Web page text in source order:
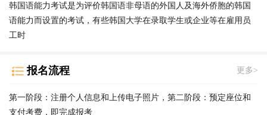
韩国语能力考试是为评价韩国语非母语的外国人及海外侨胞的韩国
语能力而设置的考试，有些韩国大学在录取学生或企业等在雇用员
工时
报名流程 更多>
第一阶段：注册个人信息和上传电子照片，第二阶段：预定座位和
支付考费，即完成报考